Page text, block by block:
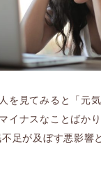
を見てみると「元
イナスなことばか
足が及ぼす悪影響